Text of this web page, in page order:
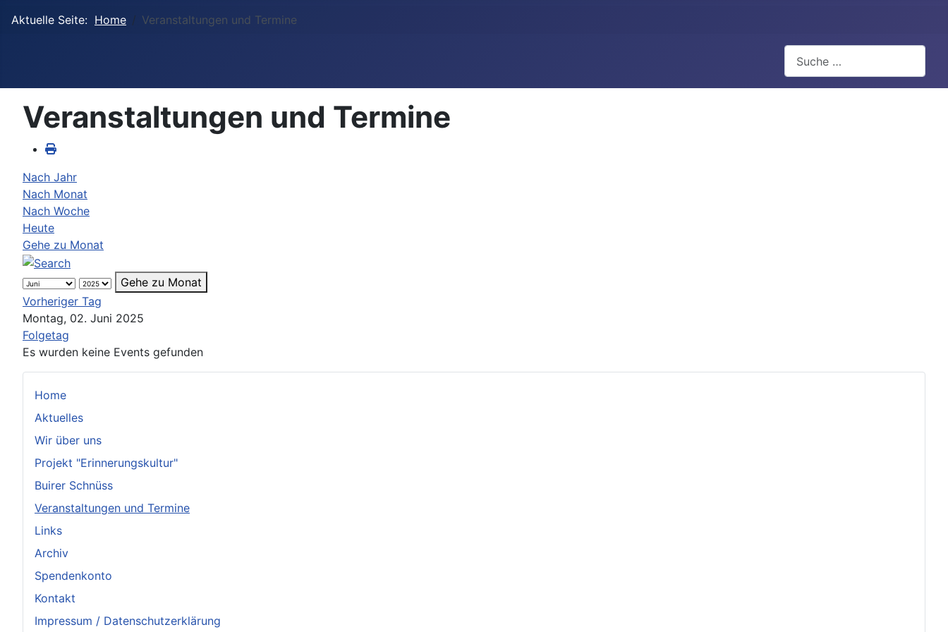
Aktuelle Seite: Home Veranstaltungen und Termine
Home
Aktuelles
Wir über uns
Projekt "Erinnerungskultur"
Buirer Schnüss
Veranstaltungen und Termine
Links
Archiv
Spendenkonto
Kontakt
Impressum / Datenschutzerklärung
Veranstaltungen und Termine
Nach Jahr
Nach Monat
Nach Woche
Heute
Gehe zu Monat
Gehe zu Monat
Vorheriger Tag
Montag, 02. Juni 2025
Folgetag
Es wurden keine Events gefunden